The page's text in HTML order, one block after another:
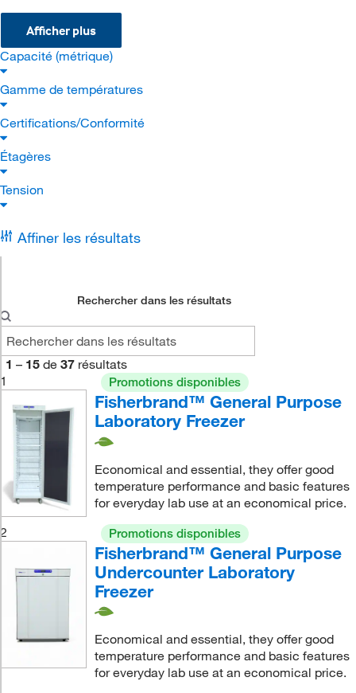
Afficher plus
Capacité (métrique)
Gamme de températures
Certifications/Conformité
Étagères
Tension
Affiner les résultats
Rechercher dans les résultats
1 – 15 de 37 résultats
1
Promotions disponibles
Fisherbrand™ General Purpose
Laboratory Freezer
Economical and essential, they offer good
temperature performance and basic features
for everyday lab use at an economical price.
2
Promotions disponibles
Fisherbrand™ General Purpose
Undercounter Laboratory
Freezer
Economical and essential, they offer good
temperature performance and basic features
for everyday lab use at an economical price.